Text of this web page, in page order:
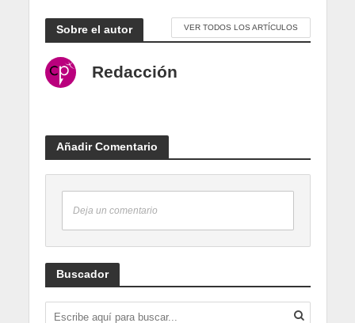
Sobre el autor VER TODOS LOS ARTÍCULOS
Redacción
Añadir Comentario
Deja un comentario
Buscador